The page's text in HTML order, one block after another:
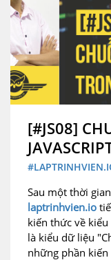
[#JS08]
Sau một thời
laptrinhvien.io
kiến thức về
là kiểu dữ liệu
những phần